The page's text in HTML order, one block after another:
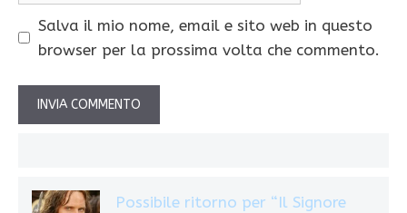
Salva il mio nome, email e sito web in questo
browser per la prossima volta che commento.
Possibile ritorno per “Il Signore